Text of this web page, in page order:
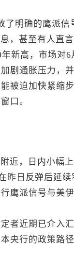
了明确的鹰派
，甚至有人直
新高，市场对
剧通胀压力，
被迫加快紧缩
口。
近，日内小幅
昨日反弹后延
鹰派信号与美
者近期已介入
央行的政策路